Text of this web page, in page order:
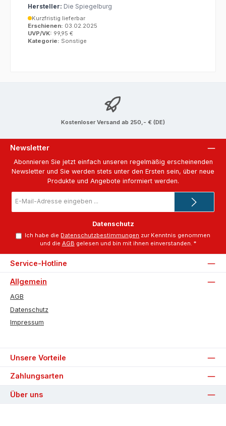
Hersteller: Die Spiegelburg
Kurzfristig lieferbar
Erschienen: 03.02.2025
UVP/VK: 99,95 €
Kategorie: Sonstige
Kostenloser Versand ab 250,- € (DE)
Newsletter
Abonnieren Sie jetzt einfach unseren regelmäßig erscheinenden
Newsletter und Sie werden stets unter den Ersten sein, über neue
Produkte und Angebote informiert werden.
Mail-
Datenschutz
Ich habe die Datenschutzbestimmungen zur Kenntnis genommen
und die AGB gelesen und bin mit ihnen einverstanden. *
Service-Hotline
Allgemein
AGB
Datenschutz
Impressum
Unsere Vorteile
Zahlungsarten
Über uns